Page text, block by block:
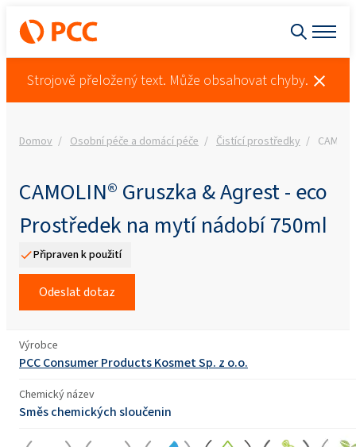
Strojově přeložený text. Může obsahovat chyby.
Domov Osobní péče a domácí péče Čistící prostředky
CAMOLIN® Gruszka & Agrest - eco
Prostředek na mytí nádobí 750ml
Připraven k použití
Odeslat dotaz
Výrobce
PCC Consumer Products Kosmet Sp. z o.o.
Chemický název
Směs chemických sloučenin